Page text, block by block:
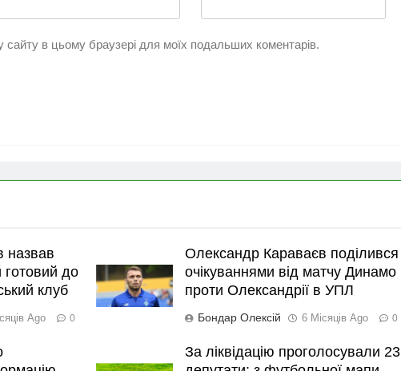
сайту в цьому браузері для моїх подальших коментарів.
назвав
до
клуб
Ago 0
Олександр Караваєв поділився
очікуваннями від матчу Динамо
проти Олександрії в УПЛ
Бондар Олексій 6 Місяців Ago 0
За ліквідацію проголосували 23